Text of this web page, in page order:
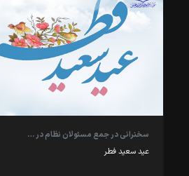
سخنرانی در جمع مسئولان نظام در …
عید سعید فطر